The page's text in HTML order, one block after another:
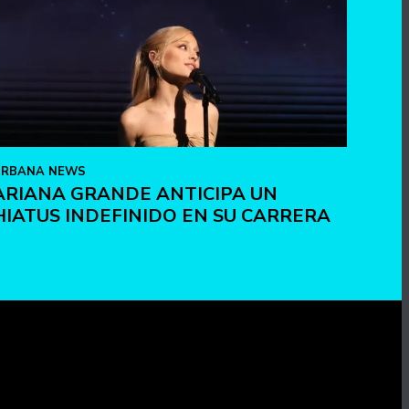
NEWS
GRANDE ANTICIPA UN
INDEFINIDO EN SU CARRERA